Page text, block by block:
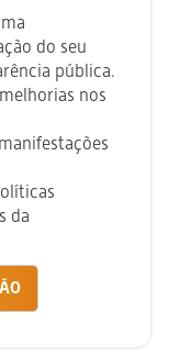
do seu
pública.
nos
da